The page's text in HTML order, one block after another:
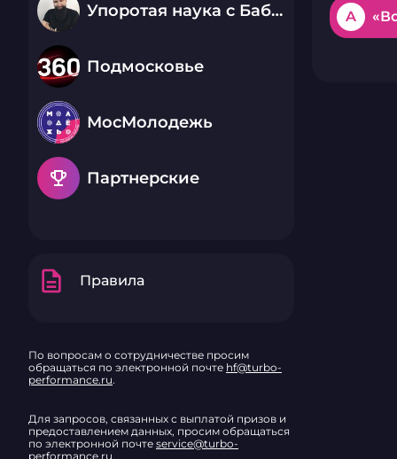
Упоротая наука с Бабаем Лютым
Подмосковье
МосМолодежь
emoji_events Партнерские
description Правила
По вопросам о сотрудничестве просим
обращаться по электронной почте hf@turbo-
performance.ru.
Для запросов, связанных с выплатой призов и
предоставлением данных, просим обращаться
по электронной почте service@turbo-
performance.ru.
A